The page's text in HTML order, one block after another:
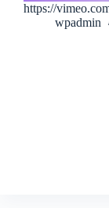
https://
wpadmin